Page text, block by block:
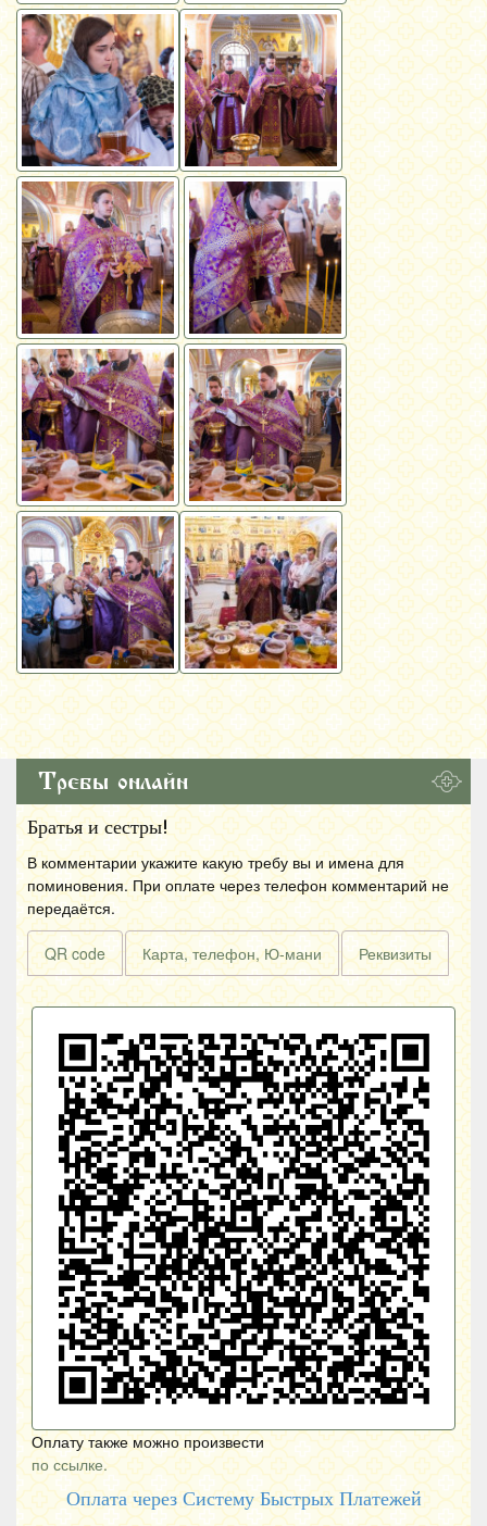
Требы онлайн
Братья и сестры!
В комментарии укажите какую требу вы и имена для
поминовения. При оплате через телефон комментарий не
передаётся.
QR code Карта, телефон, Ю-мани Реквизиты
Оплату также можно произвести
по ссылке.
Оплата через Систему Быстрых Платежей